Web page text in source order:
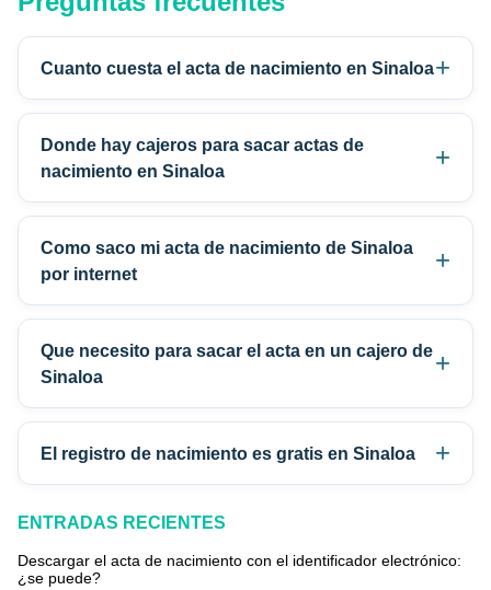
Cuanto cuesta el acta de nacimiento en Sinaloa
Donde hay cajeros para sacar actas de
nacimiento en Sinaloa
Como saco mi acta de nacimiento de Sinaloa
por internet
Que necesito para sacar el acta en un cajero de
Sinaloa
El registro de nacimiento es gratis en Sinaloa
ENTRADAS RECIENTES
Descargar el acta de nacimiento con el identificador electrónico:
¿se puede?